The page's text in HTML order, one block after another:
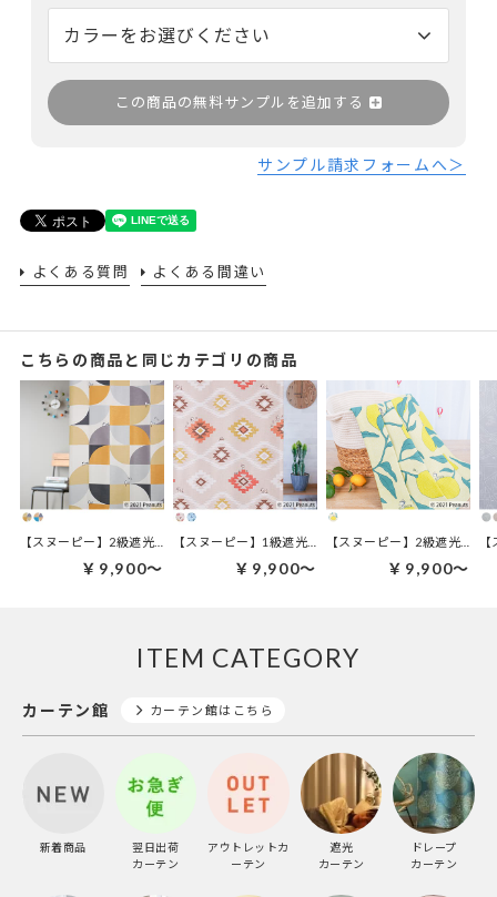
この商品の無料サンプルを追加する
サンプル請求フォームへ＞
よくある質問 よくある間違い
こちらの商品と同じカテゴリの商品
￥9,900～ ￥9,900～ ￥9,900～
ITEM CATEGORY
カーテン館 カーテン館はこちら
新着商品
翌日出荷
カーテン
アウトレットカ
ーテン
遮光
カーテン
ドレープ
カーテン